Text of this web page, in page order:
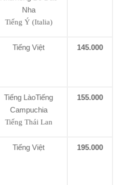
Nha
Tiếng Ý (Italia)
Tiếng Việt 145.000
Tiếng LàoTiếng
Campuchia
Tiếng Thái Lan
155.000
Tiếng Việt 195.000